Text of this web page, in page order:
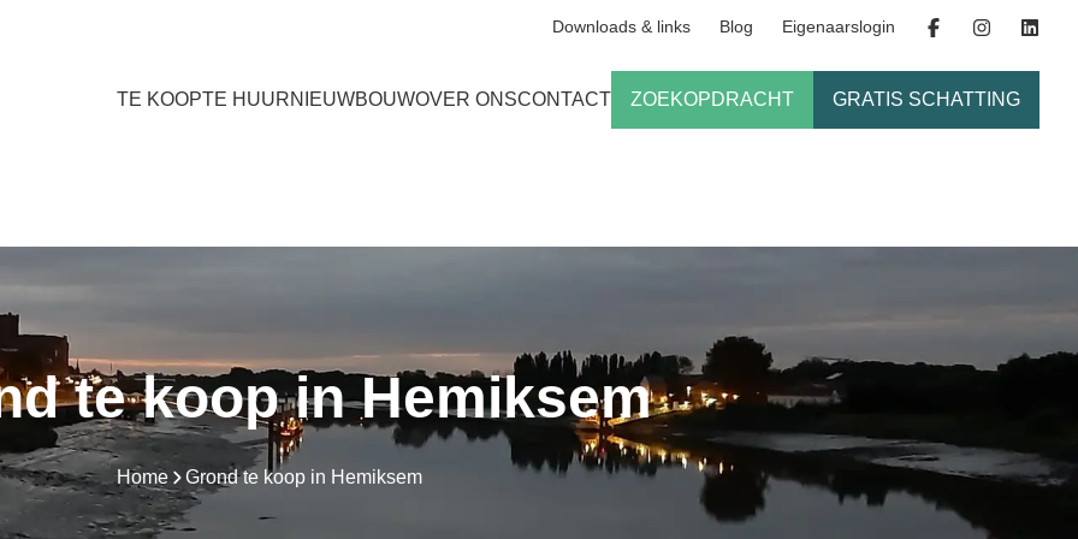
Downloads & links Blog Eigenaarslogin
TE KOOPTE HUURNIEUWBOUWOVER ONSCONTACT ZOEKOPDRACHT GRATIS SCHATTING
te koop in Hemiksem
Home Grond te koop in Hemiksem